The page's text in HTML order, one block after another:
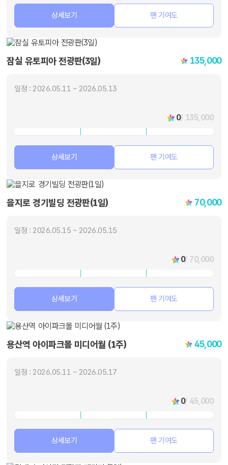
상세보기 팬 기여도
잠실 유토피아 전광판(3일) 135,000
일정 : 2026.05.11 ~ 2026.05.13
0/ 135,000
상세보기 팬 기여도
을지로 경기빌딩 전광판(1일) 70,000
일정 : 2026.05.15 ~ 2026.05.15
0/ 70,000
상세보기 팬 기여도
용산역 아이파크몰 미디어월 (1주) 45,000
일정 : 2026.05.11 ~ 2026.05.17
0/ 45,000
상세보기 팬 기여도